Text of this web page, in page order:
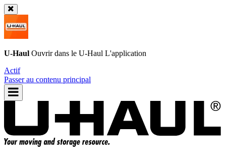
U-Haul Ouvrir dans le U-Haul L'application
Actif
Passer au contenu principal